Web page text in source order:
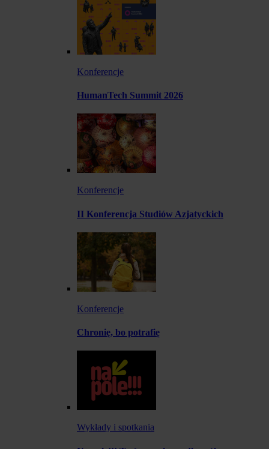
Konferencje
HumanTech Summit 2026
Konferencje
II Konferencja Studiów Azjatyckich
Konferencje
Chronię, bo potrafię
Wykłady i spotkania